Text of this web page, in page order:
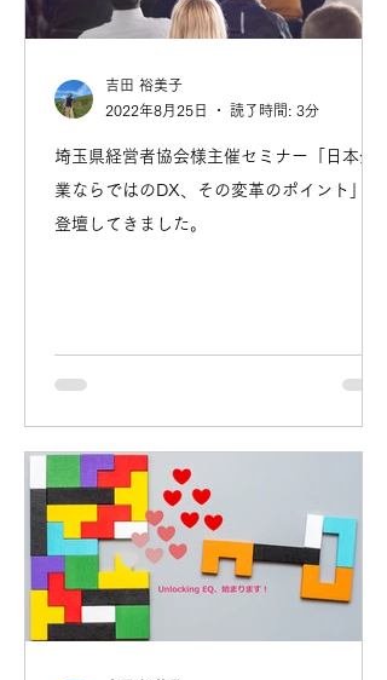
埼玉県経営者協会様主催セミナー「日本企
業ならではのDX、その変革のポイント」に
登壇してきました。
吉田 裕美子
2022年8月25日
読了時間: 3分